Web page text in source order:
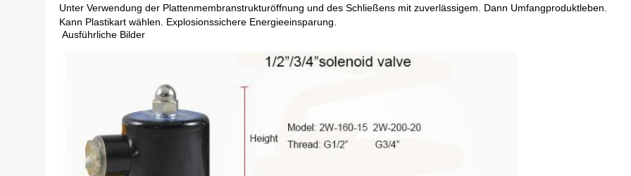
Unter Verwendung der Plattenmembranstrukturöffnung und des Schließens mit zuverlässigem. Dann Umfangproduktleben.
Kann Plastikart wählen. Explosionssichere Energieeinsparung.
Ausführliche Bilder